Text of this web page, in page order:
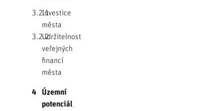
3.2.1Investice
města
3.2.2Udržitelnost
veřejných
financí
města
4
Územní
potenciál